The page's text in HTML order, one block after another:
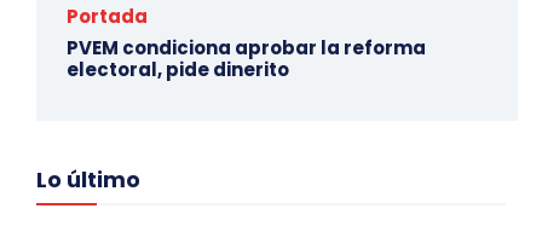
Portada
PVEM condiciona aprobar la reforma
electoral, pide dinerito
Lo último